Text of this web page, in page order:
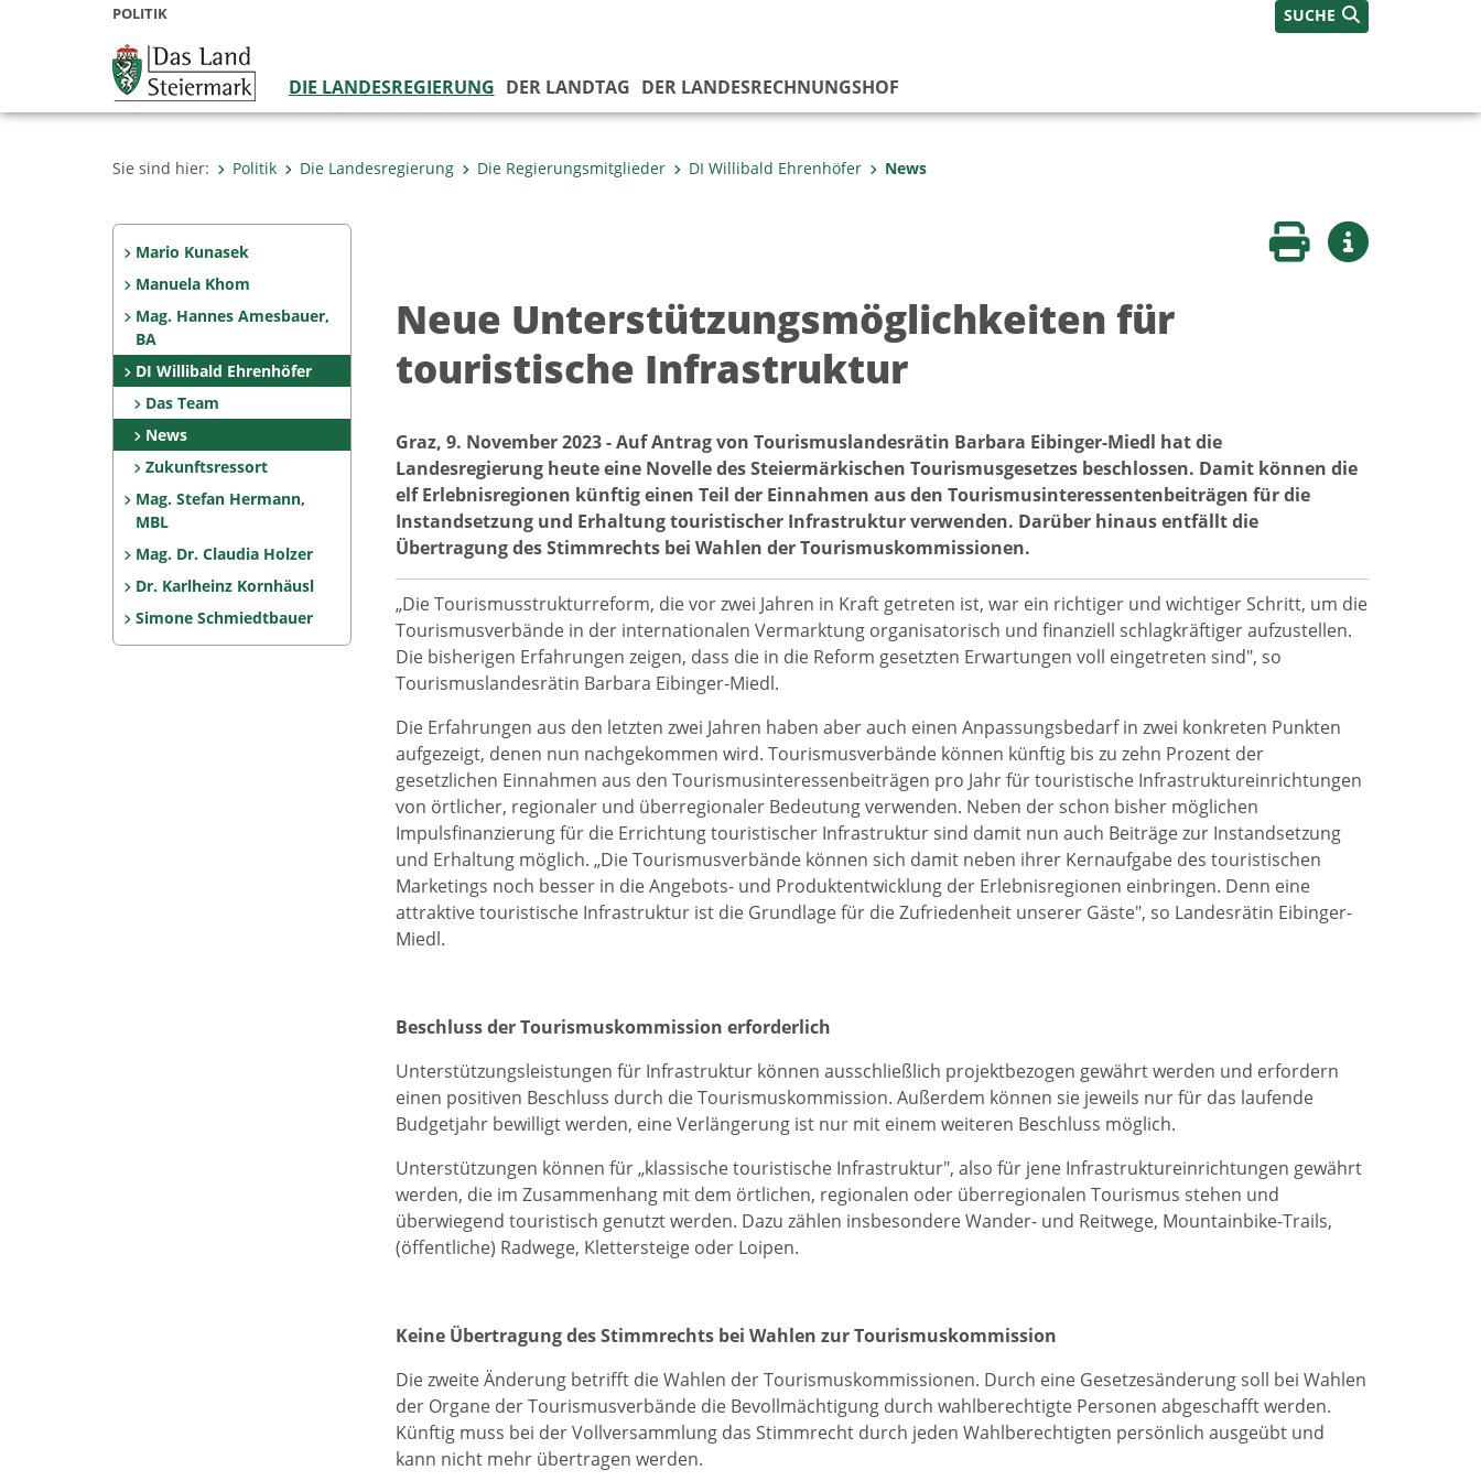
POLITIK SUCHE
DIE LANDESREGIERUNG DER LANDTAG DER LANDESRECHNUNGSHOF
Sie sind hier: Politik Die Landesregierung Die Regierungsmitglieder DI Willibald Ehrenhöfer News
Mario Kunasek
Manuela Khom
Mag. Hannes Amesbauer,
BA
DI Willibald Ehrenhöfer
Das Team
News
Zukunftsressort
Mag. Stefan Hermann,
MBL
Mag. Dr. Claudia Holzer
Dr. Karlheinz Kornhäusl
Simone Schmiedtbauer
Seite druckenWeitere Infos
Neue Unterstützungsmöglichkeiten für
touristische Infrastruktur
Graz, 9. November 2023 - Auf Antrag von Tourismuslandesrätin Barbara Eibinger-Miedl hat die
Landesregierung heute eine Novelle des Steiermärkischen Tourismusgesetzes beschlossen. Damit können die
elf Erlebnisregionen künftig einen Teil der Einnahmen aus den Tourismusinteressentenbeiträgen für die
Instandsetzung und Erhaltung touristischer Infrastruktur verwenden. Darüber hinaus entfällt die
Übertragung des Stimmrechts bei Wahlen der Tourismuskommissionen.
„Die Tourismusstrukturreform, die vor zwei Jahren in Kraft getreten ist, war ein richtiger und wichtiger Schritt, um die
Tourismusverbände in der internationalen Vermarktung organisatorisch und finanziell schlagkräftiger aufzustellen.
Die bisherigen Erfahrungen zeigen, dass die in die Reform gesetzten Erwartungen voll eingetreten sind", so
Tourismuslandesrätin Barbara Eibinger-Miedl.
Die Erfahrungen aus den letzten zwei Jahren haben aber auch einen Anpassungsbedarf in zwei konkreten Punkten
aufgezeigt, denen nun nachgekommen wird. Tourismusverbände können künftig bis zu zehn Prozent der
gesetzlichen Einnahmen aus den Tourismusinteressenbeiträgen pro Jahr für touristische Infrastruktureinrichtungen
von örtlicher, regionaler und überregionaler Bedeutung verwenden. Neben der schon bisher möglichen
Impulsfinanzierung für die Errichtung touristischer Infrastruktur sind damit nun auch Beiträge zur Instandsetzung
und Erhaltung möglich. „Die Tourismusverbände können sich damit neben ihrer Kernaufgabe des touristischen
Marketings noch besser in die Angebots- und Produktentwicklung der Erlebnisregionen einbringen. Denn eine
attraktive touristische Infrastruktur ist die Grundlage für die Zufriedenheit unserer Gäste", so Landesrätin Eibinger-
Miedl.
Beschluss der Tourismuskommission erforderlich
Unterstützungsleistungen für Infrastruktur können ausschließlich projektbezogen gewährt werden und erfordern
einen positiven Beschluss durch die Tourismuskommission. Außerdem können sie jeweils nur für das laufende
Budgetjahr bewilligt werden, eine Verlängerung ist nur mit einem weiteren Beschluss möglich.
Unterstützungen können für „klassische touristische Infrastruktur", also für jene Infrastruktureinrichtungen gewährt
werden, die im Zusammenhang mit dem örtlichen, regionalen oder überregionalen Tourismus stehen und
überwiegend touristisch genutzt werden. Dazu zählen insbesondere Wander- und Reitwege, Mountainbike-Trails,
(öffentliche) Radwege, Klettersteige oder Loipen.
Keine Übertragung des Stimmrechts bei Wahlen zur Tourismuskommission
Die zweite Änderung betrifft die Wahlen der Tourismuskommissionen. Durch eine Gesetzesänderung soll bei Wahlen
der Organe der Tourismusverbände die Bevollmächtigung durch wahlberechtigte Personen abgeschafft werden.
Künftig muss bei der Vollversammlung das Stimmrecht durch jeden Wahlberechtigten persönlich ausgeübt und
kann nicht mehr übertragen werden.